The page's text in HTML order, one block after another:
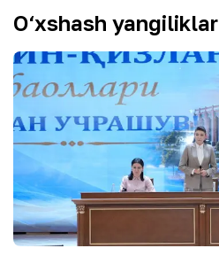
O‘xshash yangiliklar